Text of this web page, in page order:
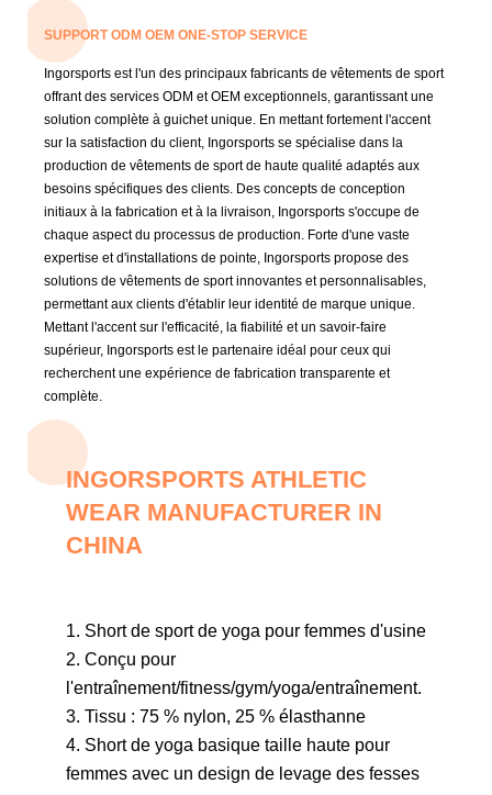
SUPPORT ODM OEM ONE-STOP SERVICE
Ingorsports est l'un des principaux fabricants de vêtements de sport
offrant des services ODM et OEM exceptionnels, garantissant une
solution complète à guichet unique. En mettant fortement l'accent
sur la satisfaction du client, Ingorsports se spécialise dans la
production de vêtements de sport de haute qualité adaptés aux
besoins spécifiques des clients. Des concepts de conception
initiaux à la fabrication et à la livraison, Ingorsports s'occupe de
chaque aspect du processus de production. Forte d'une vaste
expertise et d'installations de pointe, Ingorsports propose des
solutions de vêtements de sport innovantes et personnalisables,
permettant aux clients d'établir leur identité de marque unique.
Mettant l'accent sur l'efficacité, la fiabilité et un savoir-faire
supérieur, Ingorsports est le partenaire idéal pour ceux qui
recherchent une expérience de fabrication transparente et
complète.
INGORSPORTS ATHLETIC
WEAR MANUFACTURER IN
CHINA
1. Short de sport de yoga pour femmes d'usine
2. Conçu pour
l'entraînement/fitness/gym/yoga/entraînement.
3. Tissu : 75 % nylon, 25 % élasthanne
4. Short de yoga basique taille haute pour
femmes avec un design de levage des fesses